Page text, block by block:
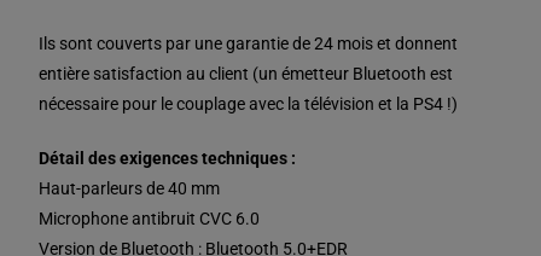
Ils sont couverts par une garantie de 24 mois et donnent
entière satisfaction au client (un émetteur Bluetooth est
nécessaire pour le couplage avec la télévision et la PS4 !)
Détail des exigences techniques :
Haut-parleurs de 40 mm
Microphone antibruit CVC 6.0
Version de Bluetooth : Bluetooth 5.0+EDR